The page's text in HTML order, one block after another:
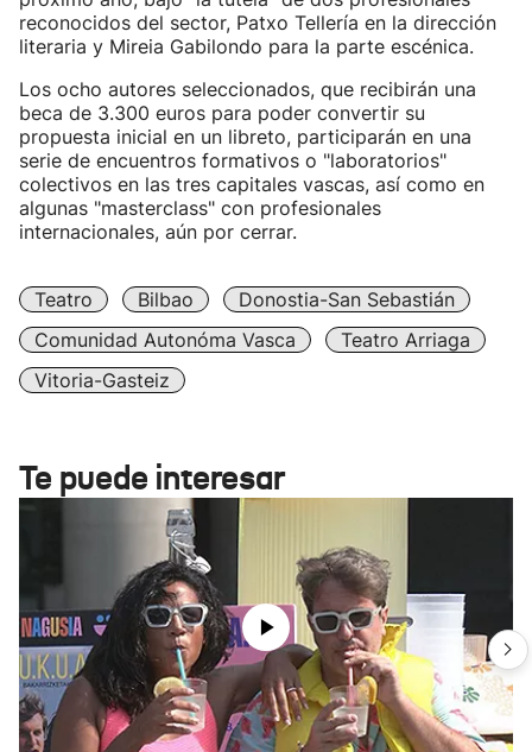
reconocidos del sector, Patxo Tellería en la dirección
literaria y Mireia Gabilondo para la parte escénica.
Los ocho autores seleccionados, que recibirán una
beca de 3.300 euros para poder convertir su
propuesta inicial en un libreto, participarán en una
serie de encuentros formativos o "laboratorios"
colectivos en las tres capitales vascas, así como en
algunas "masterclass" con profesionales
internacionales, aún por cerrar.
Teatro Bilbao
Donostia-San Sebastián
Comunidad Autonóma Vasca
Teatro Arriaga
Vitoria-Gasteiz
Te puede interesar